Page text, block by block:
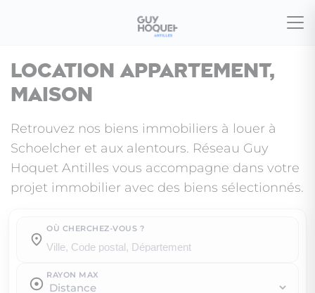
Location appartement,
maison
Retrouvez nos biens immobiliers à louer à
Schoelcher et aux alentours. Réseau Guy
Hoquet Antilles vous accompagne dans votre
projet immobilier avec des biens sélectionnés.
OÙ CHERCHEZ-VOUS ?
RAYON MAX